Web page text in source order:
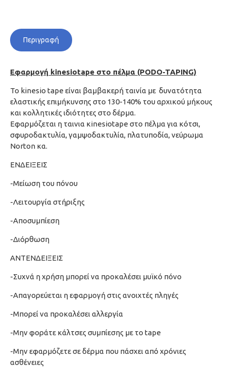
Περιγραφή
Εφαρμογή kinesiotape στο πέλμα (PODO-TAPING)
Το kinesio tape είναι βαμβακερή ταινία με δυνατότητα
ελαστικής επιμήκυνσης στο 130-140% του αρχικού μήκους
και κολλητικές ιδιότητες στο δέρμα.
Εφαρμόζεται η ταινια κinesiotape στο πέλμα για κότσι,
σφυροδακτυλία, γαμψοδακτυλία, πλατυποδία, νεύρωμα
Νοrton κα.
ΕΝΔΕΙΞΕΙΣ
-Μείωση του πόνου
-Λειτουργία στήριξης
-Αποσυμπίεση
-Διόρθωση
ΑΝΤΕΝΔΕΙΞΕΙΣ
-Συχνά η χρήση μπορεί να προκαλέσει μυϊκό πόνο
-Απαγορεύεται η εφαρμογή στις ανοιχτές πληγές
-Μπορεί να προκαλέσει αλλεργία
-Μην φοράτε κάλτσες συμπίεσης με το tape
-Μην εφαρμόζετε σε δέρμα που πάσχει από χρόνιες
ασθένειες